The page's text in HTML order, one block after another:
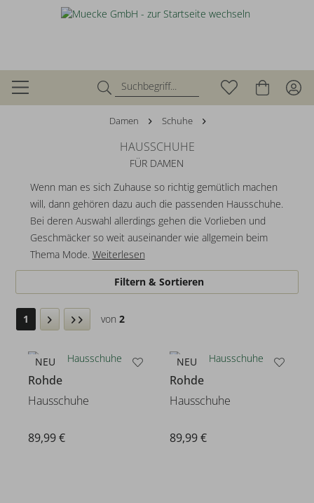
Damen Schuhe
HAUSSCHUHE
FÜR DAMEN
Wenn man es sich Zuhause so richtig gemütlich machen
will, dann gehören dazu auch die passenden Hausschuhe.
Bei deren Auswahl allerdings gehen die Vorlieben und
Geschmäcker so weit auseinander wie allgemein beim
Thema Mode. Weiterlesen
Filtern & Sortieren
1 von2
NEU
Rohde
Hausschuhe
89,99 €
NEU
Rohde
Hausschuhe
89,99 €